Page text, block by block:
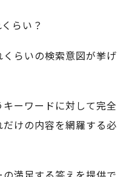
らい？
らいの検索意図が挙げ
ーワードに対して完全
けの内容を網羅する必